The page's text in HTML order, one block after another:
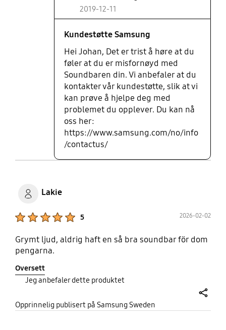
2019-12-11
Kundestøtte Samsung
Hei Johan, Det er trist å høre at du
føler at du er misfornøyd med
Soundbaren din. Vi anbefaler at du
kontakter vår kundestøtte, slik at vi
kan prøve å hjelpe deg med
problemet du opplever. Du kan nå
oss her:
https://www.samsung.com/no/info
/contactus/
Lakie
5 2026-02-02
Grymt ljud, aldrig haft en så bra soundbar för dom
pengarna.
Oversett
Jeg anbefaler dette produktet
Opprinnelig publisert på Samsung Sweden